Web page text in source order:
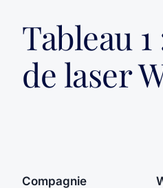
Tableau
de laser
Compagnie